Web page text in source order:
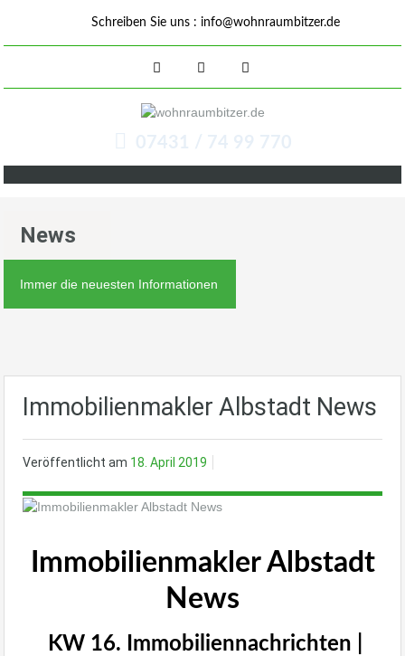
Schreiben Sie uns : info@wohnraumbitzer.de
07431 / 74 99 770
News
Immer die neuesten Informationen
Immobilienmakler Albstadt News
Veröffentlicht am 18. April 2019
Immobilienmakler Albstadt
News
KW 16. Immobiliennachrichten |